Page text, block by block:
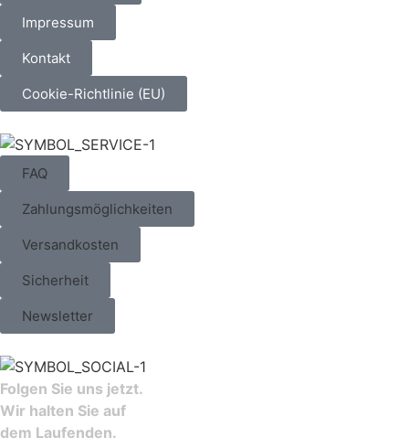
Impressum
Kontakt
Cookie-Richtlinie (EU)
FAQ
Zahlungsmöglichkeiten
Versandkosten
Sicherheit
Newsletter
Folgen Sie uns jetzt.
Wir halten Sie auf
dem Laufenden.